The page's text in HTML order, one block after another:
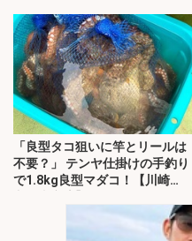
「良型タコ狙いに竿とリールは
不要？」 テンヤ仕掛けの手釣り
で1.8kg良型マダコ！【川崎